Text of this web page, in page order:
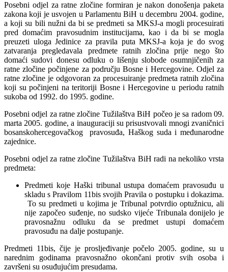
Posebni odjel za ratne zločine formiran je nakon donošenja paketa
zakona koji je usvojen u Parlamentu BiH u decembru 2004. godine,
a koji su bili nužni da bi se predmeti sa MKSJ-a mogli procesuirati
pred domaćim pravosudnim institucijama, kao i da bi se mogla
preuzeti uloga Jedinice za pravila puta MKSJ-a koja je do svog
zatvaranja pregledavala predmete ratnih zločina prije nego što
domaći sudovi donesu odluku o lišenju slobode osumnjičenih za
ratne zločine počinjene za području Bosne i Hercegovine. Odjel za
ratne zločine je odgovoran za procesuiranje predmeta ratnih zločina
koji su počinjeni na teritoriji Bosne i Hercegovine u periodu ratnih
sukoba od 1992. do 1995. godine.
Posebni odjel za ratne zločine Tužilaštva BiH počeo je sa radom 09.
marta 2005. godine, a inauguraciji su prisustvovali mnogi zvaničnici
bosanskohercegovačkog pravosuđa, Haškog suda i međunarodne
zajednice.
Posebni odjel za ratne zločine Tužilaštva BiH radi na nekoliko vrsta
predmeta:
Predmeti koje Haški tribunal ustupa domaćem pravosuđu u
skladu s Pravilom 11bis svojih Pravila o postupku i dokazima.
To su predmeti u kojima je Tribunal potvrdio optužnicu, ali
nije započeo suđenje, no sudsko vijeće Tribunala donijelo je
pravosnažnu odluku da se predmet ustupi domaćem
pravosuđu na dalje postupanje.
Predmeti 11bis, čije je prosljeđivanje počelo 2005. godine, su u
narednim godinama pravosnažno okončani protiv svih osoba i
završeni su osuđujućim presudama.